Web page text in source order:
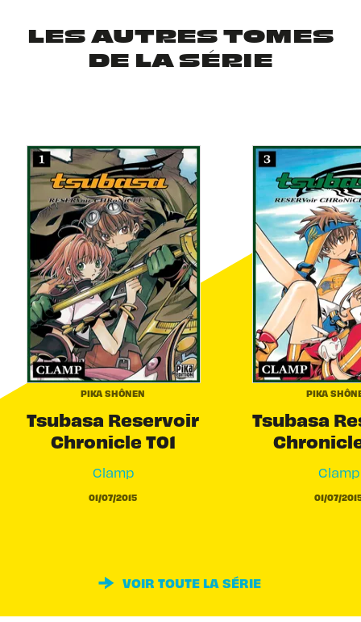
LES AUTRES TOMES
DE LA SÉRIE
PIKA SHÔNEN
Tsubasa Reservoir
Chronicle T01
Clamp
01/07/2015
PIKA
Tsubasa
Clamp
01/07/
VOIR TOUTE LA SÉRIE